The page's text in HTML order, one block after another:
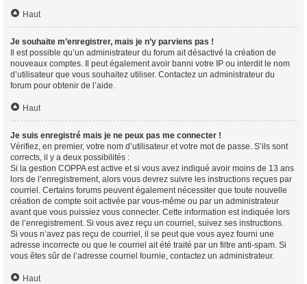
Haut
Je souhaite m’enregistrer, mais je n’y parviens pas !
Il est possible qu’un administrateur du forum ait désactivé la création de
nouveaux comptes. Il peut également avoir banni votre IP ou interdit le nom
d’utilisateur que vous souhaitez utiliser. Contactez un administrateur du
forum pour obtenir de l’aide.
Haut
Je suis enregistré mais je ne peux pas me connecter !
Vérifiez, en premier, votre nom d’utilisateur et votre mot de passe. S’ils sont
corrects, il y a deux possibilités :
Si la gestion COPPA est active et si vous avez indiqué avoir moins de 13 ans
lors de l’enregistrement, alors vous devrez suivre les instructions reçues par
courriel. Certains forums peuvent également nécessiter que toute nouvelle
création de compte soit activée par vous-même ou par un administrateur
avant que vous puissiez vous connecter. Cette information est indiquée lors
de l’enregistrement. Si vous avez reçu un courriel, suivez ses instructions.
Si vous n’avez pas reçu de courriel, il se peut que vous ayez fourni une
adresse incorrecte ou que le courriel ait été traité par un filtre anti-spam. Si
vous êtes sûr de l’adresse courriel fournie, contactez un administrateur.
Haut